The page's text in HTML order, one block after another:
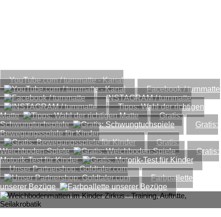
YouTube.com / turnmatte - Kanal
Facebook / turnmatte
INSTAGRAM / turnmatte
Tipps: Wahl der richtigen
Matte
Gratis:
Schwungtuchspiele
Gratis:
Bewegungsspiele für Kinder
Gratis:
Weichboden-Spiele
Gratis:
Motorik-Test für Kinder
Unser Partnershop: Goldtaler.com
Farbpallette
unserer Bezüge